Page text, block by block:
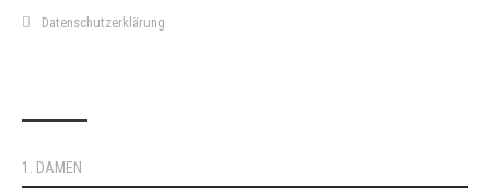
Datenschutzerklärung
1. DAMEN